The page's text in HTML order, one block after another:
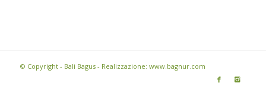
© Copyright - Bali Bagus - Realizzazione: www.bagnur.com